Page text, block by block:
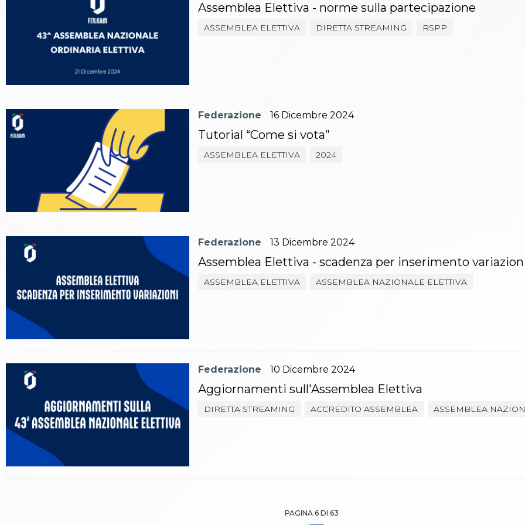
Sumo
Capoeira
Pancrazio/Pankration
Calendario Attività
Difesa Personale MGA
La disciplina
News
Merchandising
Mappa del sito
Cerca
Cookies Accept
Newsletter
Catalogo formativo
Webinar
Corsi Monotematici
Corso Direttore di Gara
Abilitazioni
Sportello Fiscale
News
Modulistica
Assemblea Elettiva - norme sulla partecipazione
ASSEMBLEA ELETTIVA DIRETTA STREAMING RSPP
Federazione 16 Dicembre 2024
Tutorial “Come si vota”
ASSEMBLEA ELETTIVA 2024
Federazione 13 Dicembre 2024
Assemblea Elettiva - scadenza per inserimento
ASSEMBLEA ELETTIVA ASSEMBLEA NAZIONALE ELETTIVA
Federazione 10 Dicembre 2024
Aggiornamenti sull'Assemblea Elettiva
DIRETTA STREAMING ACCREDITO ASSEMBLEA ASSEMBLEA
PAGINA 6 DI 63